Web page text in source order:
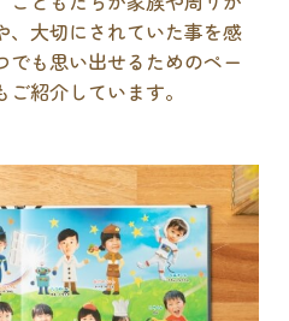
、大切にされていた事を感
でも思い出せるためのペー
紹介しています。